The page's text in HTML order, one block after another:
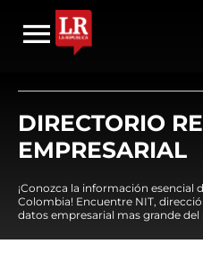
DIRECTORIO
EMPRESARIAL
¡Conozca la información esencial
Colombia! Encuentre NIT,
datos empresarial mas grande del